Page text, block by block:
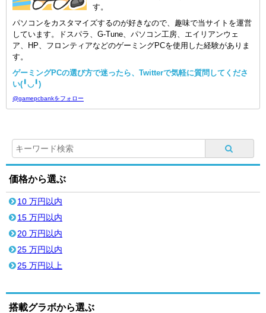
す。
パソコンをカスタマイズするのが好きなので、趣味で当サイトを運営
しています。ドスパラ、G-Tune、パソコン工房、エイリアンウェ
ア、HP、フロンティアなどのゲーミングPCを使用した経験がありま
す。
ゲーミングPCの選び方で迷ったら、Twitterで気軽に質問してくださ
い(╹◡╹)
@gamepcbankをフォロー
価格から選ぶ
10 万円以内
15 万円以内
20 万円以内
25 万円以内
25 万円以上
搭載グラボから選ぶ